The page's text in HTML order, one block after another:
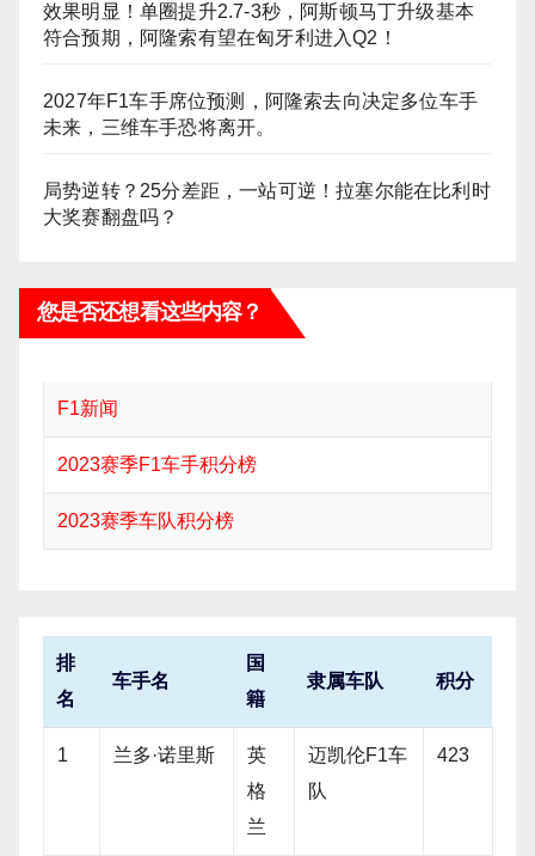
效果明显！单圈提升2.7-3秒，阿斯顿马丁升级基本
符合预期，阿隆索有望在匈牙利进入Q2！
2027年F1车手席位预测，阿隆索去向决定多位车手
未来，三维车手恐将离开。
局势逆转？25分差距，一站可逆！拉塞尔能在比利时
大奖赛翻盘吗？
您是否还想看这些内容？
F1新闻
2023赛季F1车手积分榜
2023赛季车队积分榜
排
名
车手名
国
籍
隶属车队 积分
1 兰多·诺里斯
英
格
兰
迈凯伦F1车
队
423